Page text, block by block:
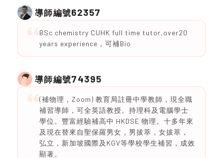
導師編號62357
BSc chemistry CUHK full time tutor,over20
years experience，可補Bio
導師編號74395
(補物理，Zoom) 教育局註冊中學教師，現全職
補習導師，可全英語教授。持理科及電腦學士
學位。豐富經驗補高中 HKDSE 物理。十多年來
及現在替來自聖保羅男女，男拔萃，女拔萃，
弘立，新加坡國際及KGV等學校學生補習，成效
顯著。